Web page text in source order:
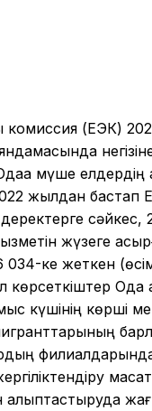
комиссия (ЕЭК)
мүше
жылдан бастап
деректерге
жүзеге
ке жеткен
көрсеткіштер
күшінің көрші
қалыптастыруда